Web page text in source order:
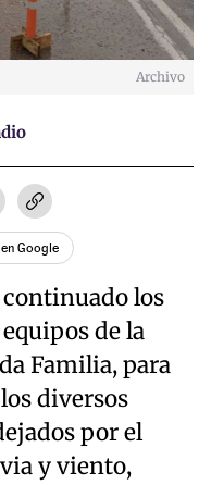
Archivo
Google
los
de la
Familia, para
diversos
por el
y viento,